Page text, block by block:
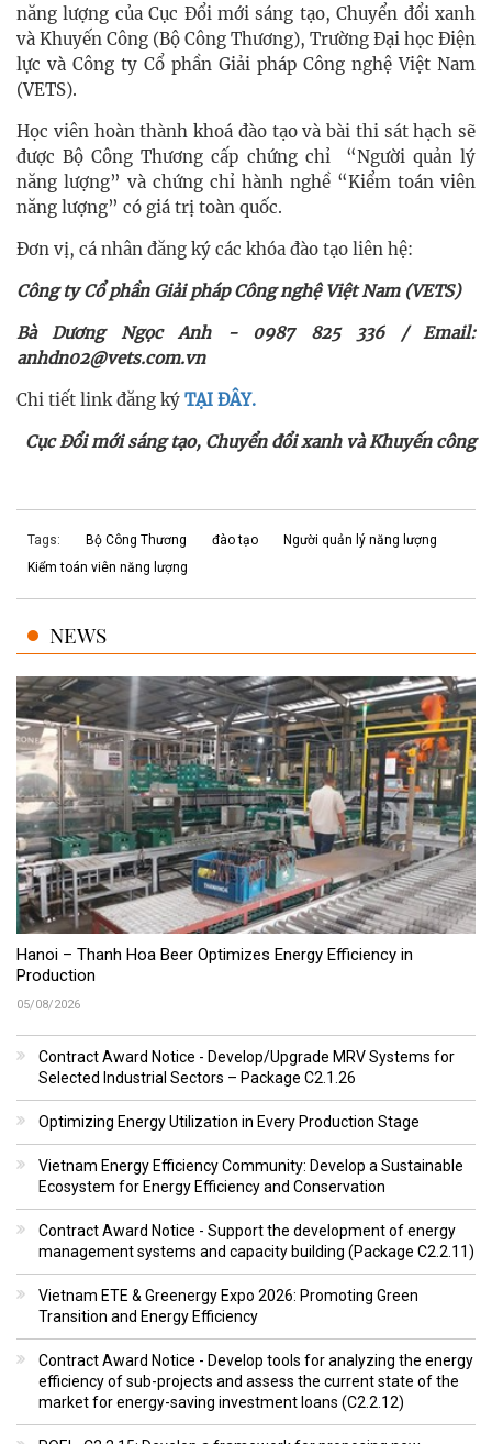
năng lượng của Cục Đổi mới sáng tạo, Chuyển đổi xanh
và Khuyến Công (Bộ Công Thương), Trường Đại học Điện
lực và Công ty Cổ phần Giải pháp Công nghệ Việt Nam
(VETS).
Học viên hoàn thành khoá đào tạo và bài thi sát hạch sẽ
được Bộ Công Thương cấp chứng chỉ “Người quản lý
năng lượng” và chứng chỉ hành nghề “Kiểm toán viên
năng lượng” có giá trị toàn quốc.
Đơn vị, cá nhân đăng ký các khóa đào tạo liên hệ:
Công ty Cổ phần Giải pháp Công nghệ Việt Nam (VETS)
Bà Dương Ngọc Anh - 0987 825 336 / Email:
anhdn02@vets.com.vn
Chi tiết link đăng ký TẠI ĐÂY.
Cục Đổi mới sáng tạo, Chuyển đổi xanh và Khuyến công
Tags: Bộ Công Thương đào tạo
Người quản lý năng lượng
Kiểm toán viên năng lượng
NEWS
Hanoi – Thanh Hoa Beer Optimizes Energy Efficiency in
Production
05/08/2026
Contract Award Notice - Develop/Upgrade MRV Systems for
Selected Industrial Sectors – Package C2.1.26
Optimizing Energy Utilization in Every Production Stage
Vietnam Energy Efficiency Community: Develop a Sustainable
Ecosystem for Energy Efficiency and Conservation
Contract Award Notice - Support the development of energy
management systems and capacity building (Package C2.2.11)
Vietnam ETE & Greenergy Expo 2026: Promoting Green
Transition and Energy Efficiency
Contract Award Notice - Develop tools for analyzing the energy
efficiency of sub-projects and assess the current state of the
market for energy-saving investment loans (C2.2.12)